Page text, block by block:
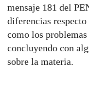
mensaje 181 del
diferencias
como los
concluyendo con
sobre la materia.